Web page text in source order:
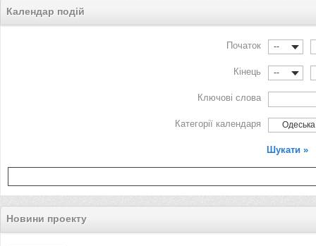
Календар подій
Початок --
Кінець --
Ключові слова
Категорії календаря Одеська
Новини проекту